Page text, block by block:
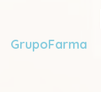
GrupoFarma